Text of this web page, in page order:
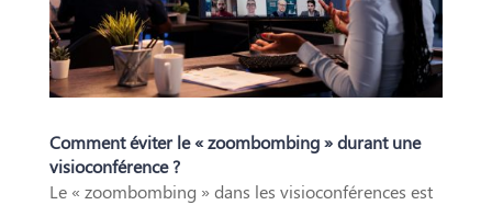
Comment éviter le « zoombombing » durant une
visioconférence ?
Le « zoombombing » dans les visioconférences est